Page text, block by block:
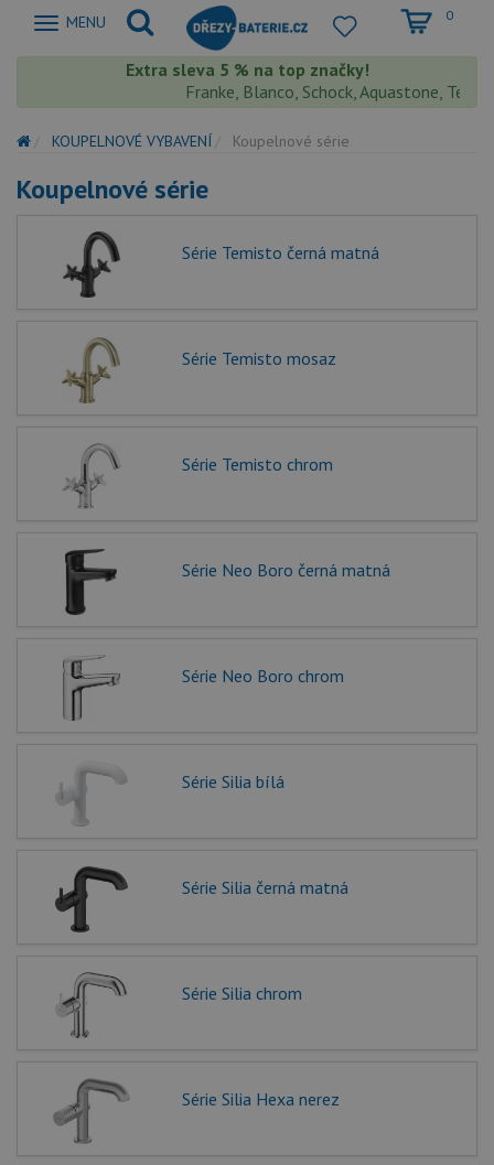
Zobrazit
MENU 0
Extra sleva 5 % na top značky!
Franke, Blanco, Schock, Aquastone, Teka,
KOUPELNOVÉ VYBAVENÍ Koupelnové série
Koupelnové série
Série Temisto černá matná
Série Temisto mosaz
Série Temisto chrom
Série Neo Boro černá matná
Série Neo Boro chrom
Série Silia bílá
Série Silia černá matná
Série Silia chrom
Série Silia Hexa nerez